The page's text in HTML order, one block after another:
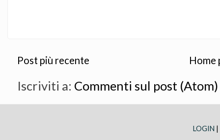
Post più recente Home
Iscriviti a: Commenti sul post (Atom)
LOGIN |